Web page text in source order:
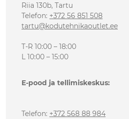
Riia 130b, Tartu
Telefon: +372 56 851 508
tartu@kodutehnikaoutlet.ee
T-R 10:00 – 18:00
L 10:00 – 15:00
E-pood ja tellimiskeskus:
Telefon: +372 568 88 984